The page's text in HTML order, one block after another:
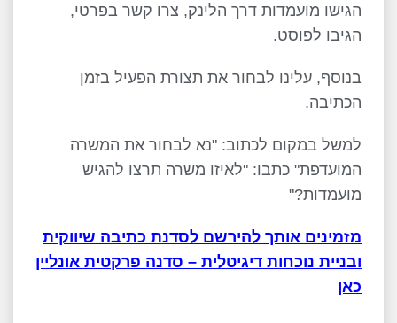
הגישו מועמדות דרך הלינק, צרו קשר בפרטי,
הגיבו לפוסט.
בנוסף, עלינו לבחור את תצורת הפעיל בזמן
הכתיבה.
למשל במקום לכתוב: "נא לבחור את המשרה
המועדפת" כתבו: "לאיזו משרה תרצו להגיש
מועמדות?"
מזמינים אותך להירשם לסדנת כתיבה שיווקית
ובניית נוכחות דיגיטלית – סדנה פרקטית אונליין
כאן